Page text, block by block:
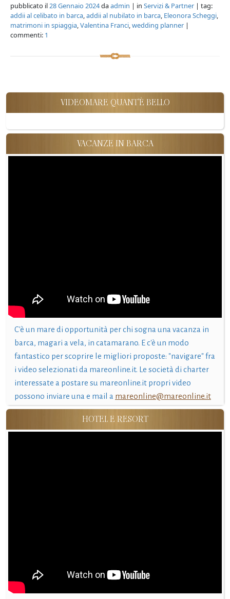
pubblicato il28 Gennaio 2024daadmin | in Servizi & Partner | tag:
addii al celibato in barca,addii al nubilato in barca, Eleonora Scheggi,
matrimoni in spiaggia,Valentina Franci,wedding planner |
commenti: 1
VIDEOMARE QUANT'È BELLO
VACANZE IN BARCA
C'è un mare di opportunità per chi sogna una vacanza in
barca, magari a vela, in catamarano. E c'è un modo
fantastico per scoprire le migliori proposte: "navigare" fra
i video selezionati da mareonline.it. Le società di charter
interessate a postare su mareonline.it propri video
possono inviare una e mail a mareonline@mareonline.it
HOTEL E RESORT